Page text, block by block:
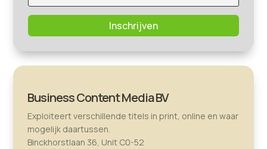
Inschrijven
Business Content Media BV
Exploiteert verschillende titels in print, online en waar
mogelijk daartussen.
Binckhorstlaan 36, Unit C0-52